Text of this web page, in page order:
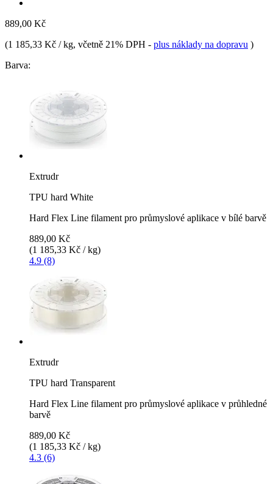
889,00 Kč
(1 185,33 Kč / kg, včetně 21% DPH - plus náklady na dopravu )
Barva:
Extrudr
TPU hard White
Hard Flex Line filament pro průmyslové aplikace v bílé barvě
889,00 Kč
(1 185,33 Kč / kg)
4.9 (8)
Extrudr
TPU hard Transparent
Hard Flex Line filament pro průmyslové aplikace v průhledné
barvě
889,00 Kč
(1 185,33 Kč / kg)
4.3 (6)